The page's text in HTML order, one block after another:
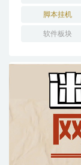
脚本挂机
软件板块